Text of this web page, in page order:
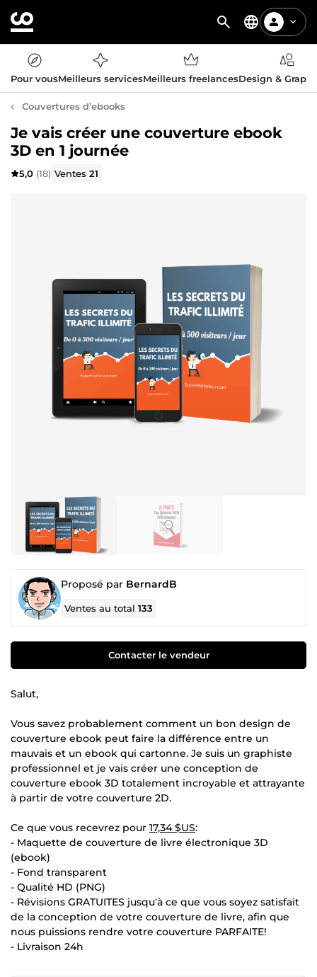
Pour vousMeilleurs servicesMeilleurs freelancesDesign &
Couvertures d’ebooks
Je vais créer une couverture ebook
3D en 1 journée
5,0 (18) Ventes21
Proposé par BernardB
Ventes au total133
Contacter le vendeur
Salut,
Vous savez probablement comment un bon design de
couverture ebook peut faire la différence entre un
mauvais et un ebook qui cartonne. Je suis un graphiste
professionnel et je vais créer une conception de
couverture ebook 3D totalement incroyable et attrayante
à partir de votre couverture 2D.
Ce que vous recevrez pour 17,34 $US:
- Maquette de couverture de livre électronique 3D
(ebook)
- Fond transparent
- Qualité HD (PNG)
- Révisions GRATUITES jusqu'à ce que vous soyez satisfait
de la conception de votre couverture de livre, afin que
nous puissions rendre votre couverture PARFAITE!
- Livraison 24h